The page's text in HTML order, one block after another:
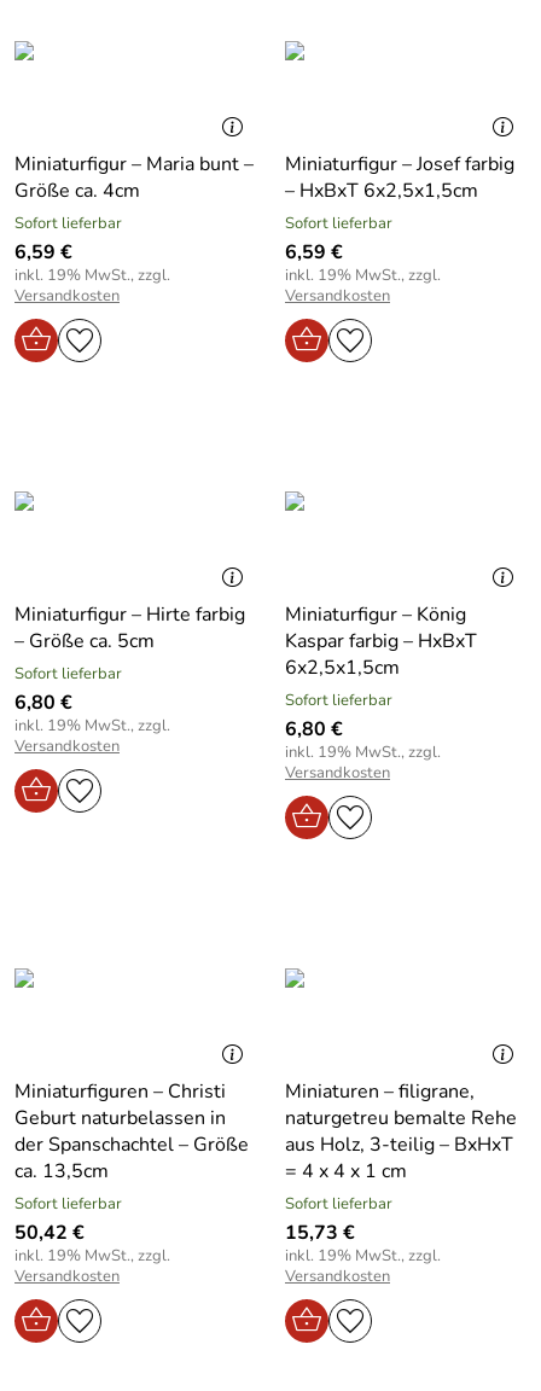
Miniaturfigur – Maria bunt –
Größe ca. 4cm
Sofort lieferbar
6,59 €
inkl. 19% MwSt., zzgl.
Versandkosten
Miniaturfigur – Josef farbig
– HxBxT 6x2,5x1,5cm
Sofort lieferbar
6,59 €
inkl. 19% MwSt., zzgl.
Versandkosten
Miniaturfigur – Hirte farbig
– Größe ca. 5cm
Sofort lieferbar
6,80 €
inkl. 19% MwSt., zzgl.
Versandkosten
Miniaturfigur – König
Kaspar farbig – HxBxT
6x2,5x1,5cm
Sofort lieferbar
6,80 €
inkl. 19% MwSt., zzgl.
Versandkosten
Miniaturfiguren – Christi
Geburt naturbelassen in
der Spanschachtel – Größe
ca. 13,5cm
Sofort lieferbar
50,42 €
inkl. 19% MwSt., zzgl.
Versandkosten
Miniaturen – filigrane,
naturgetreu bemalte Rehe
aus Holz, 3-teilig – BxHxT
= 4 x 4 x 1 cm
Sofort lieferbar
15,73 €
inkl. 19% MwSt., zzgl.
Versandkosten